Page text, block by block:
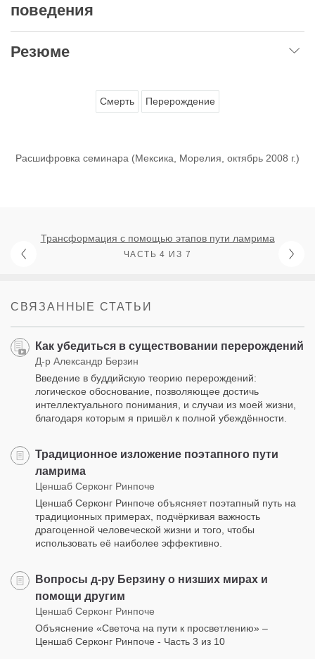
поведения
Резюме
Смерть Перерождение
Расшифровка семинара (Мексика, Морелия, октябрь 2008 г.)
Трансформация с помощью этапов пути ламрима
ЧАСТЬ 4 ИЗ 7
СВЯЗАННЫЕ СТАТЬИ
Как убедиться в существовании перерождений
Д-р Александр Берзин
Введение в буддийскую теорию перерождений:
логическое обоснование, позволяющее достичь
интеллектуального понимания, и случаи из моей жизни,
благодаря которым я пришёл к полной убеждённости.
Традиционное изложение поэтапного пути
ламрима
Ценшаб Серконг Ринпоче
Ценшаб Серконг Ринпоче объясняет поэтапный путь на
традиционных примерах, подчёркивая важность
драгоценной человеческой жизни и того, чтобы
использовать её наиболее эффективно.
Вопросы д-ру Берзину о низших мирах и
помощи другим
Ценшаб Серконг Ринпоче
Объяснение «Светоча на пути к просветлению» –
Ценшаб Серконг Ринпоче - Часть 3 из 10